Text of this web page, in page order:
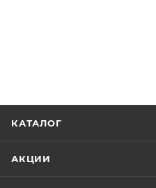
КАТАЛОГ
АКЦИИ